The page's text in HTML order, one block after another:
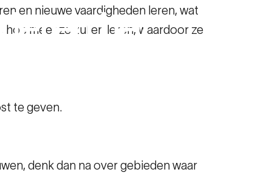
het
en nieuwe vaardigheden leren, wat
meer ze zullen leren, waardoor ze
te geven.
denk dan na over gebieden waar